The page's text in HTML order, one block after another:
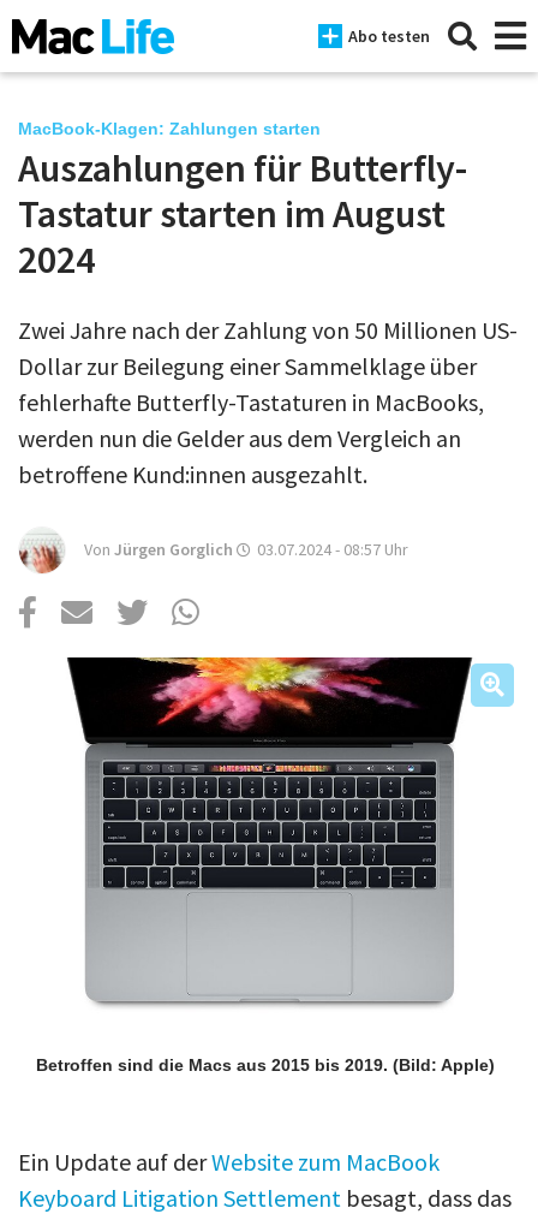
Abo testen
News
iPhone
iPad
Tests
Tipps
Magazine
Über uns
Podcast
Anmelden
MacBook-Klagen: Zahlungen starten
Auszahlungen für Butterfly-
Tastatur starten im August
2024
Zwei Jahre nach der Zahlung von 50 Millionen US-
Dollar zur Beilegung einer Sammelklage über
fehlerhafte Butterfly-Tastaturen in MacBooks,
werden nun die Gelder aus dem Vergleich an
betroffene Kund:innen ausgezahlt.
Von Jürgen Gorglich 03.07.2024 - 08:57 Uhr
Betroffen sind die Macs aus 2015 bis 2019. (Bild: Apple)
Ein Update auf derWebsite zum MacBook
Keyboard Litigation Settlement besagt, dass das